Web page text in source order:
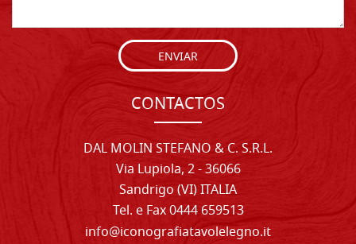
ENVIAR
CONTACTOS
DAL MOLIN STEFANO & C. S.R.L.
Via Lupiola, 2 - 36066
Sandrigo (VI) ITALIA
Tel. e Fax 0444 659513
info@iconografiatavolelegno.it